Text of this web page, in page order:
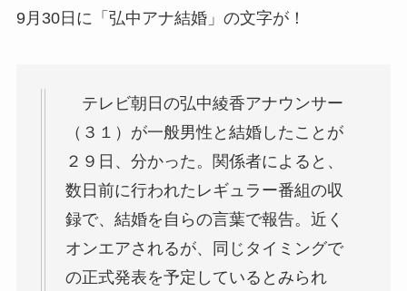
9月30日に「弘中アナ結婚」の文字が！
テレビ朝日の弘中綾香アナウンサー
（３１）が一般男性と結婚したことが
２９日、分かった。関係者によると、
数日前に行われたレギュラー番組の収
録で、結婚を自らの言葉で報告。近く
オンエアされるが、同じタイミングで
の正式発表を予定しているとみられ